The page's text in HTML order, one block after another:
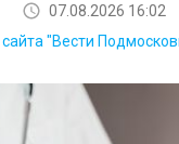
07.08.2026 16:02
"Вести